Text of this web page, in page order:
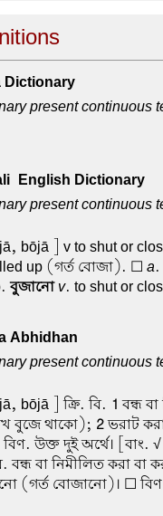
Dictionary
present continuous
English Dictionary
present continuous
bōjā ] v to shut or
up (গর্ত বোজা). ☐a
বুজানো v. to shut or
Abhidhan
present continuous
bōjā ] ক্রি. বি. 1 বন্ধ
বুজে থাকো); 2ভরাট
উক্ত দুই অর্থে। [বাং.
বন্ধ বা নিমীলিত করা বা
(গর্ত বোজানো)। ☐